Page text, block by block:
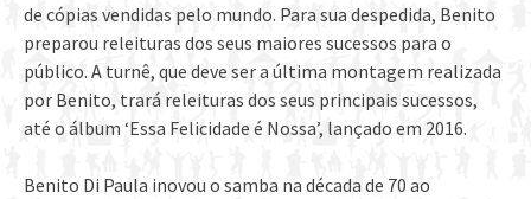
de cópias vendidas pelo mundo. Para sua despedida, Benito
preparou releituras dos seus maiores sucessos para o
público. A turnê, que deve ser a última montagem realizada
por Benito, trará releituras dos seus principais sucessos,
até o álbum ‘Essa Felicidade é Nossa’, lançado em 2016.
Benito Di Paula inovou o samba na década de 70 ao